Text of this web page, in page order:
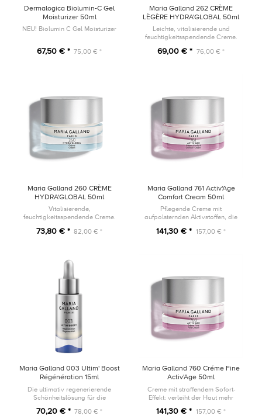
Dermalogica Biolumin-C Gel
Moisturizer 50ml
NEU! Biolumin C Gel Moisturizer
67,50 € * 75,00 € *
Maria Galland 262 CRÈME
LÈGÈRE HYDRA'GLOBAL 50ml
Leichte, vitalisierende und
feuchtigkeitsspendende Creme.
des Produkts 96A Crème Hydra
69,00 € * 76,00 € *
Maria Galland 260 CRÈME
HYDRA'GLOBAL 50ml
Vitalisierende,
feuchtigkeitsspendende Creme.
des Produkts 96 Crème
73,80 € * 82,00 € *
Maria Galland 761 Activ'Age
Comfort Cream 50ml
Pflegende Creme mit
aufpolsternden Aktivstoffen, die
Haut aktiviert.
141,30 € * 157,00 € *
Maria Galland 003 Ultim' Boost
Régénération 15ml
Die ultimativ regenerierende
Schönheitslösung für die
modernen Lifestyle.
70,20 € * 78,00 € *
Maria Galland 760 Créme Fine
Activ'Age 50ml
Creme mit straffendem Sofort-
Effekt: verleiht der Haut mehr
Dichte.
141,30 € * 157,00 € *